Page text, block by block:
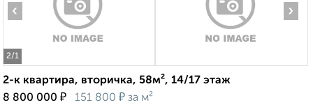
2/1
‹ ›
2-к квартира, вторичка, 58м², 14/17 этаж
8 800 000 ₽ 151 800 ₽ за м²